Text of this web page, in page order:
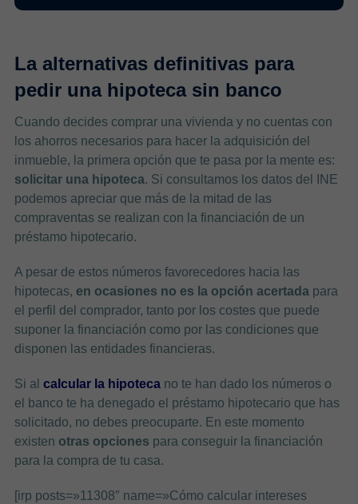
La alternativas definitivas para
pedir una hipoteca sin banco
Cuando decides comprar una vivienda y no cuentas con
los ahorros necesarios para hacer la adquisición del
inmueble, la primera opción que te pasa por la mente es:
solicitar una hipoteca. Si consultamos los datos del INE
podemos apreciar que más de la mitad de las
compraventas se realizan con la financiación de un
préstamo hipotecario.
A pesar de estos números favorecedores hacia las
hipotecas, en ocasiones no es la opción acertadapara
el perfil del comprador, tanto por los costes que puede
suponer la financiación como por las condiciones que
disponen las entidades financieras.
Si al calcular la hipotecano te han dado los números o
el banco te ha denegado el préstamo hipotecario que has
solicitado, no debes preocuparte. En este momento
existen otras opciones para conseguir la financiación
para la compra de tu casa.
[irp posts=»11308″ name=»Cómo calcular intereses